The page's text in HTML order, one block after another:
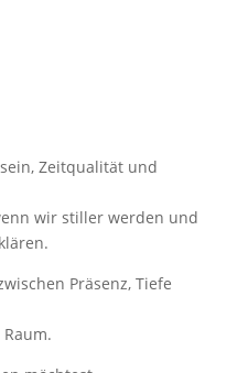
Zeitqualität und
wir stiller werden und
Präsenz, Tiefe